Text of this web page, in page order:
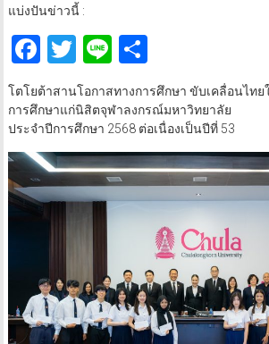
แบ่งปันข่าวนี้ :
Facebook
Twitter
LineShare
โตโยต้าสานโอกาสทางการศึกษา ขับเคลื่อนไท
การศึกษาแก่นิสิตจุฬาลงกรณ์มหาวิทยาลัย
ประจำปีการศึกษา 2568 ต่อเนื่องเป็นปีที่ 53